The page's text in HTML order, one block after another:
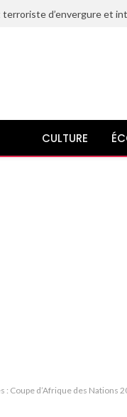
CULTURE
Coupe d’Afrique des Nations